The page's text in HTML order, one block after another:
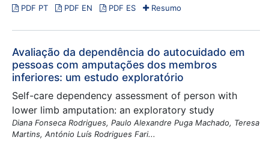
PDF PT
PDF EN PDF ES Resumo
Avaliação da dependência do autocuidado em
pessoas com amputações dos membros
inferiores: um estudo exploratório
Self-care dependency assessment of person with
lower limb amputation: an exploratory study
Diana Fonseca Rodrigues, Paulo Alexandre Puga Machado, Teresa
Martins, António Luís Rodrigues Fari...